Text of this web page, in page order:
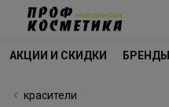
АКЦИИ И СКИДКИ БРЕНДЫ
красители